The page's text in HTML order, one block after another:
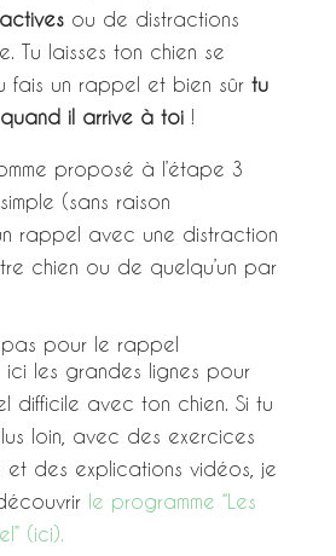
ou de distractions
Tu laisses ton chien se
fais un rappel et bien sûr tu
il arrive à toi!
proposé à l’étape 3
(sans raison
rappel avec une distraction
chien ou de quelqu’un par
pour le rappel
les grandes lignes pour
difficile avec ton chien. Si tu
loin, avec des exercices
et des explications vidéos, je
le programme “Les
(ici).